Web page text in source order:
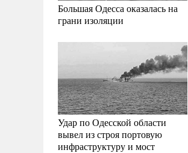
Большая Одесса оказалась на
грани изоляции
Удар по Одесской области
вывел из строя портовую
инфраструктуру и мост